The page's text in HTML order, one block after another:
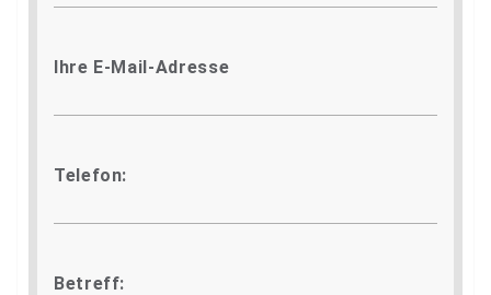
Ihre E-Mail-Adresse
Telefon:
Betreff: